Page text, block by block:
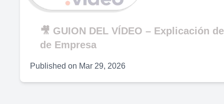
🎥 GUION DEL VÍDEO – Explicación
de Empresa
Published on Mar 29, 2026